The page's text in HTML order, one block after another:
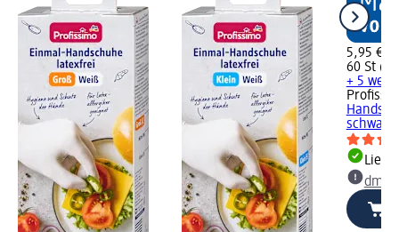
5,95 €
60 St
+ 5
schwarz
dm